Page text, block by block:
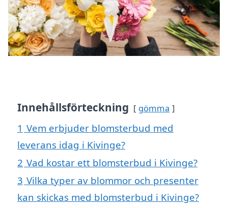
Innehållsförteckning gömma
1 Vem erbjuder blomsterbud med
leverans idag i Kivinge?
2 Vad kostar ett blomsterbud i Kivinge?
3 Vilka typer av blommor och presenter
kan skickas med blomsterbud i Kivinge?